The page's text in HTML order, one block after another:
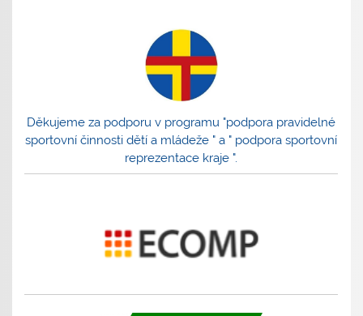
Děkujeme za podporu v programu "podpora pravidelné
sportovní činnosti dětí a mládeže " a " podpora sportovní
reprezentace kraje ".